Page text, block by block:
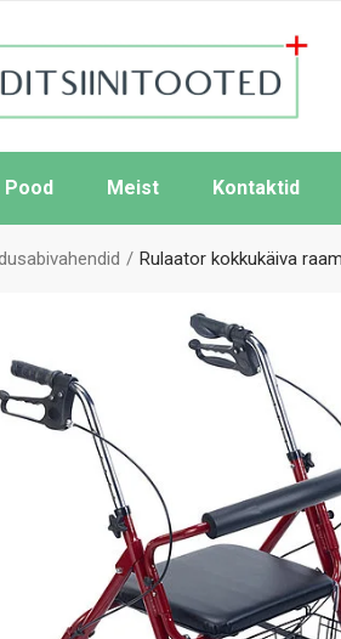
Pood Meist Kontaktid
Rulaator kokkukäiva